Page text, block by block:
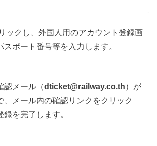
ックし、外国人用のアカウント登録画
ポート番号等を入力します。
認メール（dticket@railway.co.th）が
、メール内の確認リンクをクリック
を完了します。